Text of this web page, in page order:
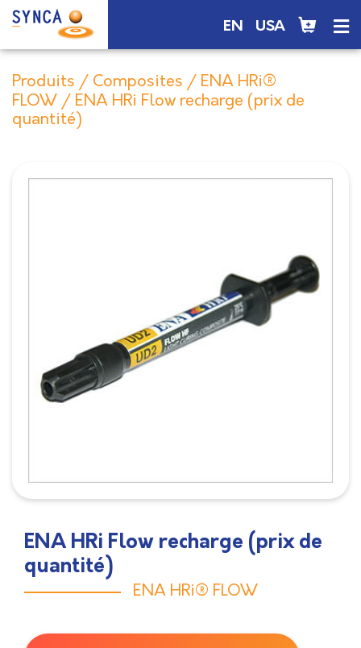
EN USA
Produits / Composites / ENA HRi®
FLOW / ENA HRi Flow recharge (prix de
quantité)
ENA HRi Flow recharge (prix de
quantité)
ENA HRi® FLOW